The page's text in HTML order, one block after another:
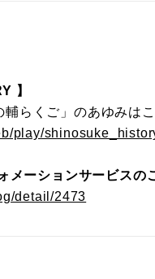
】
らくご」のあゆみは
play/
メーションサービスの
detail/2473